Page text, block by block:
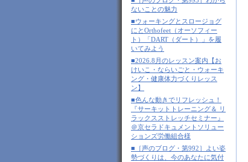
ないことの魅力
■ウォーキングとスロージョグ
にとOrthofeet（オーソフィー
ト）「DART（ダート）」を履
いてみよう
■2026.8月のレッスン案内【お
けいこ・ならいごと・ウォーキ
ング・健康体力づくりレッス
ン】
■色んな動きでリフレッシュ！
『サーキットトレーニング＆ リ
ラックスストレッチセミナー』
＠京セラドキュメントソリュー
ションズ労働組合様
■［声のブログ・第992］よい姿
勢づくりは、今のあなたに気付